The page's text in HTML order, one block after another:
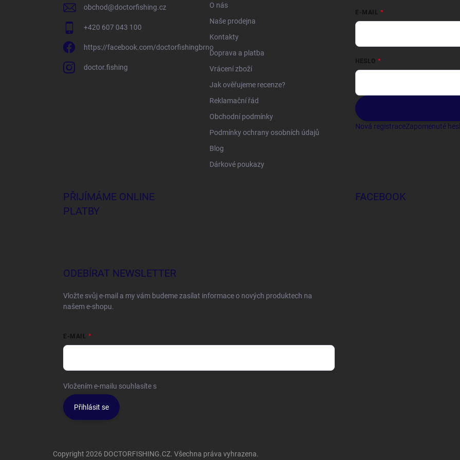
obchod@doctorfishing.cz
+420 607 043 100
https://facebook.com/doctorfishingbrno
doctor.fishing
O nás
Naše prodejna
Kontakty
Doprava a platba
Vrácení zboží
Jak ověřujeme recenze?
Reklamační řád
Obchodní podmínky
Podmínky ochrany osobních údajů
Blog
Dárkové poukazy
E-MAIL
HESLO
Nová registraceZapomenuté
PŘIJÍMÁME ONLINE
PLATBY
FACEBOOK
ODEBÍRAT NEWSLETTER
Vložte svůj e-mail a my vám budeme zasílat informace o nových produktech na
našem e-shopu.
E-MAIL
Vložením e-mailu souhlasíte s
Přihlásit se
Copyright 2026 DOCTORFISHING.CZ. Všechna práva vyhrazena.